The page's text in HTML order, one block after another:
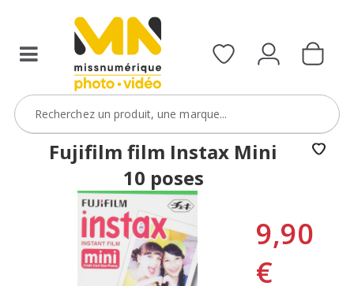
Fujifilm film Instax Mini
10 poses
9,90
€